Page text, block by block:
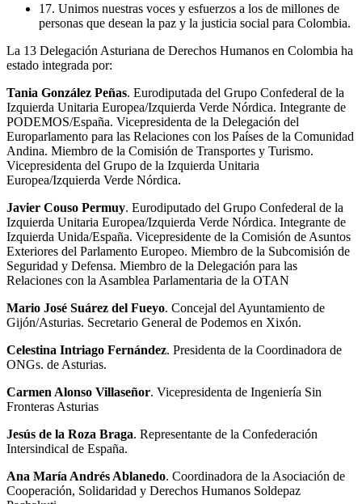
17. Unimos nuestras voces y esfuerzos a los de millones de
personas que desean la paz y la justicia social para Colombia.
La 13 Delegación Asturiana de Derechos Humanos en Colombia ha
estado integrada por:
Tania González Peñas. Eurodiputada del Grupo Confederal de la
Izquierda Unitaria Europea/Izquierda Verde Nórdica. Integrante de
PODEMOS/España. Vicepresidenta de la Delegación del
Europarlamento para las Relaciones con los Países de la Comunidad
Andina. Miembro de la Comisión de Transportes y Turismo.
Vicepresidenta del Grupo de la Izquierda Unitaria
Europea/Izquierda Verde Nórdica.
Javier Couso Permuy. Eurodiputado del Grupo Confederal de la
Izquierda Unitaria Europea/Izquierda Verde Nórdica. Integrante de
Izquierda Unida/España. Vicepresidente de la Comisión de Asuntos
Exteriores del Parlamento Europeo. Miembro de la Subcomisión de
Seguridad y Defensa. Miembro de la Delegación para las
Relaciones con la Asamblea Parlamentaria de la OTAN
Mario José Suárez del Fueyo. Concejal del Ayuntamiento de
Gijón/Asturias. Secretario General de Podemos en Xixón.
Celestina Intriago Fernández. Presidenta de la Coordinadora de
ONGs. de Asturias.
Carmen Alonso Villaseñor. Vicepresidenta de Ingeniería Sin
Fronteras Asturias
Jesús de la Roza Braga. Representante de la Confederación
Intersindical de España.
Ana María Andrés Ablanedo. Coordinadora de la Asociación de
Cooperación, Solidaridad y Derechos Humanos Soldepaz